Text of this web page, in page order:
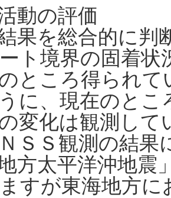
動の評価
結果を総合的に
ト境界の固着
ところ得られて
に、現在のと
変化は観測して
ＳＳ観測の結果
方太平洋沖地震
すが東海地方